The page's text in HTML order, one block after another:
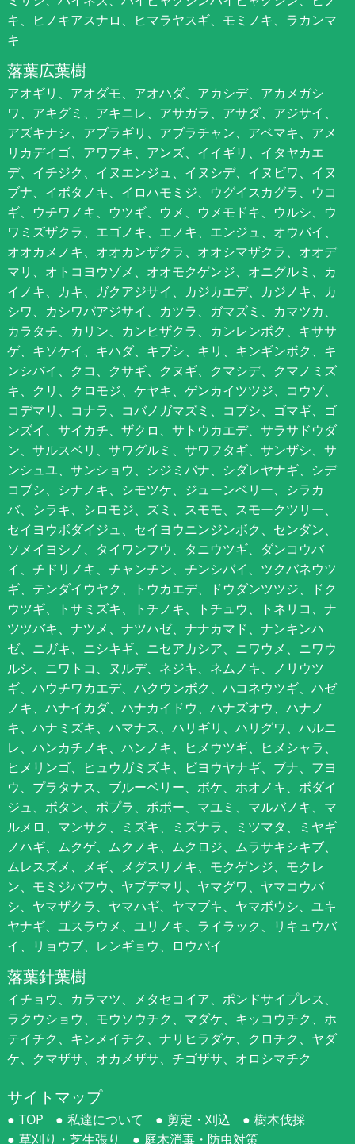
キ、ヒノキアスナロ、ヒマラヤスギ、モミノキ、ラカンマ
キ
落葉広葉樹
アオギリ、アオダモ、アオハダ、アカシデ、アカメガシ
ワ、アキグミ、アキニレ、アサガラ、アサダ、アジサイ、
アズキナシ、アブラギリ、アブラチャン、アベマキ、アメ
リカデイゴ、アワブキ、アンズ、イイギリ、イタヤカエ
デ、イチジク、イヌエンジュ、イヌシデ、イヌビワ、イヌ
ブナ、イボタノキ、イロハモミジ、ウグイスカグラ、ウコ
ギ、ウチワノキ、ウツギ、ウメ、ウメモドキ、ウルシ、ウ
ワミズザクラ、エゴノキ、エノキ、エンジュ、オウバイ、
オオカメノキ、オオカンザクラ、オオシマザクラ、オオデ
マリ、オトコヨウゾメ、オオモクゲンジ、オニグルミ、カ
イノキ、カキ、ガクアジサイ、カジカエデ、カジノキ、カ
シワ、カシワバアジサイ、カツラ、ガマズミ、カマツカ、
カラタチ、カリン、カンヒザクラ、カンレンボク、キササ
ゲ、キソケイ、キハダ、キブシ、キリ、キンギンボク、キ
ンシバイ、クコ、クサギ、クヌギ、クマシデ、クマノミズ
キ、クリ、クロモジ、ケヤキ、ゲンカイツツジ、コウゾ、
コデマリ、コナラ、コバノガマズミ、コブシ、ゴマギ、ゴ
ンズイ、サイカチ、ザクロ、サトウカエデ、サラサドウダ
ン、サルスベリ、サワグルミ、サワフタギ、サンザシ、サ
ンシュユ、サンショウ、シジミバナ、シダレヤナギ、シデ
コブシ、シナノキ、シモツケ、ジューンベリー、シラカ
バ、シラキ、シロモジ、ズミ、スモモ、スモークツリー、
セイヨウボダイジュ、セイヨウニンジンボク、センダン、
ソメイヨシノ、タイワンフウ、タニウツギ、ダンコウバ
イ、チドリノキ、チャンチン、チンシバイ、ツクバネウツ
ギ、テンダイウヤク、トウカエデ、ドウダンツツジ、ドク
ウツギ、トサミズキ、トチノキ、トチュウ、トネリコ、ナ
ツツバキ、ナツメ、ナツハゼ、ナナカマド、ナンキンハ
ゼ、ニガキ、ニシキギ、ニセアカシア、ニワウメ、ニワウ
ルシ、ニワトコ、ヌルデ、ネジキ、ネムノキ、ノリウツ
ギ、ハウチワカエデ、ハクウンボク、ハコネウツギ、ハゼ
ノキ、ハナイカダ、ハナカイドウ、ハナズオウ、ハナノ
キ、ハナミズキ、ハマナス、ハリギリ、ハリグワ、ハルニ
レ、ハンカチノキ、ハンノキ、ヒメウツギ、ヒメシャラ、
ヒメリンゴ、ヒュウガミズキ、ビヨウヤナギ、ブナ、フヨ
ウ、プラタナス、ブルーベリー、ボケ、ホオノキ、ボダイ
ジュ、ボタン、ポプラ、ポポー、マユミ、マルバノキ、マ
ルメロ、マンサク、ミズキ、ミズナラ、ミツマタ、ミヤギ
ノハギ、ムクゲ、ムクノキ、ムクロジ、ムラサキシキブ、
ムレスズメ、メギ、メグスリノキ、モクゲンジ、モクレ
ン、モミジバフウ、ヤブデマリ、ヤマグワ、ヤマコウバ
シ、ヤマザクラ、ヤマハギ、ヤマブキ、ヤマボウシ、ユキ
ヤナギ、ユスラウメ、ユリノキ、ライラック、リキュウバ
イ、リョウブ、レンギョウ、ロウバイ
落葉針葉樹
イチョウ、カラマツ、メタセコイア、ポンドサイプレス、
ラクウショウ、モウソウチク、マダケ、キッコウチク、ホ
テイチク、キンメイチク、ナリヒラダケ、クロチク、ヤダ
ケ、クマザサ、オカメザサ、チゴザサ、オロシマチク
サイトマップ
TOP 私達について 剪定・刈込
樹木伐採
草刈り・芝生張り
庭木消毒・防虫対策